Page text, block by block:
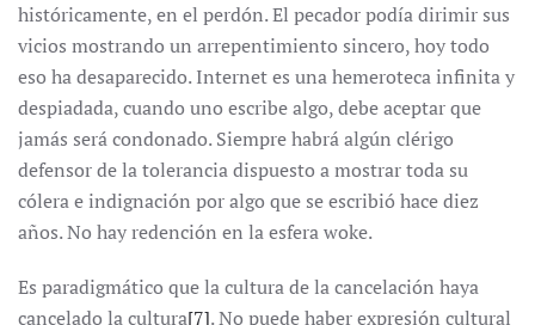
históricamente, en el perdón. El pecador podía dirimir sus
vicios mostrando un arrepentimiento sincero, hoy todo
eso ha desaparecido. Internet es una hemeroteca infinita y
despiadada, cuando uno escribe algo, debe aceptar que
jamás será condonado. Siempre habrá algún clérigo
defensor de la tolerancia dispuesto a mostrar toda su
cólera e indignación por algo que se escribió hace diez
años. No hay redención en la esfera woke.
Es paradigmático que la cultura de la cancelación haya
cancelado la cultura[7]. No puede haber expresión cultural